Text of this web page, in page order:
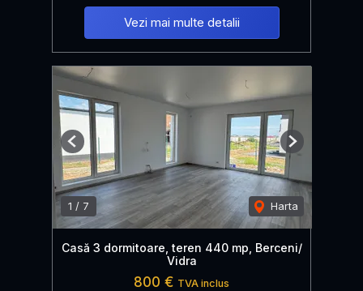
Vezi mai multe detalii
1 / 7 Harta
Previous Next
Casă 3 dormitoare, teren 440 mp, Berceni/
Vidra
800 € TVA inclus